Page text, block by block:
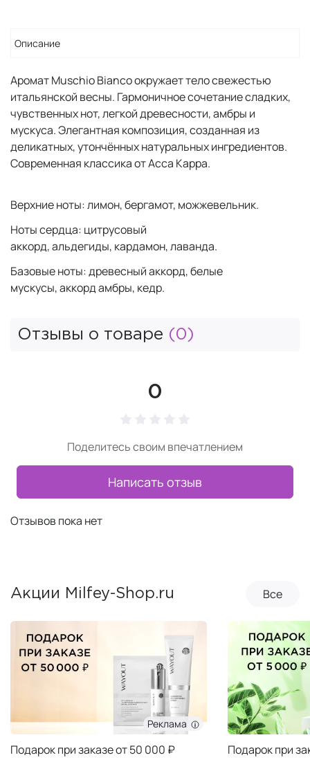
Описание
Аромат Muschio Bianco окружает тело свежестью
итальянской весны. Гармоничное сочетание сладких,
чувственных нот, легкой древесности, амбры и
мускуса. Элегантная композиция, созданная из
деликатных, утончённых натуральных ингредиентов.
Современная классика от Acca Kappa.
Верхние ноты: лимон, бергамот, можжевельник.
Ноты сердца: цитрусовый
аккорд, альдегиды, кардамон, лаванда.
Базовые ноты: древесный аккорд, белые
мускусы, аккорд амбры, кедр.
Отзывы о товаре (0)
0
Поделитесь своим впечатлением
Написать отзыв
Отзывов пока нет
Акции Milfey-Shop.ru Все
Реклама
Подарок при заказе от 50 000 ₽ Подарок при